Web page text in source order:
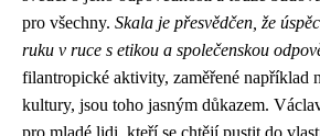
pro všechny. Skala je přesvědčen, že
ruku v ruce s etikou a společenskou
filantropické aktivity, zaměřené například
kultury, jsou toho jasným důkazem.
pro mladé lidi, kteří se chtějí pustit do